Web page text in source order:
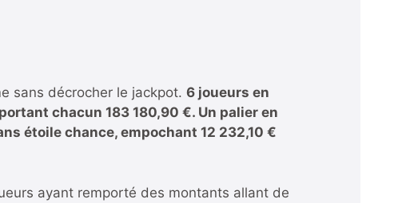
sans décrocher le jackpot. 6 joueurs en
chacun 183 180,90 €. Un palier en
étoile chance, empochant 12 232,10 €
ayant remporté des montants allant de